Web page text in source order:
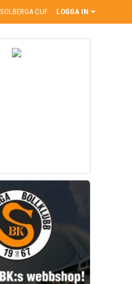
SOLBERGA CUP LOGGA IN